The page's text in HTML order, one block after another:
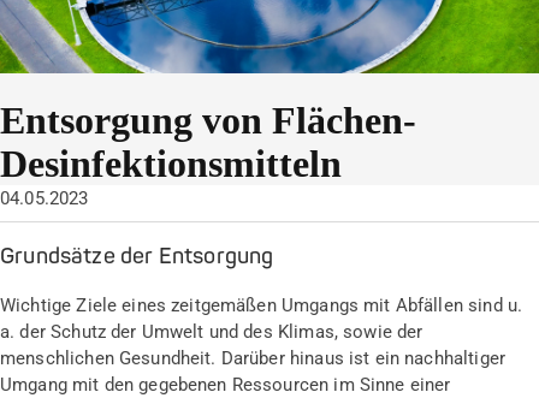
Entsorgung von Flächen-
Desinfektionsmitteln
04.05.2023
Grundsätze der Entsorgung
Wichtige Ziele eines zeitgemäßen Umgangs mit Abfällen sind u.
a. der Schutz der Umwelt und des Klimas, sowie der
menschlichen Gesundheit. Darüber hinaus ist ein nachhaltiger
Umgang mit den gegebenen Ressourcen im Sinne einer